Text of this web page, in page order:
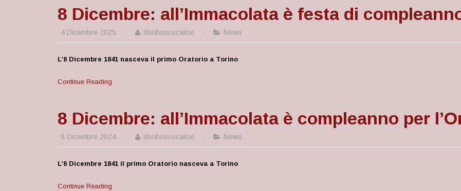
8 Dicembre: all’Immacolata è festa di
4 Dicembre 2025 · donboscocalcio · News
L’8 Dicembre 1841 nasceva il primo Oratorio a Torino
Continue Reading
8 Dicembre: all’Immacolata è compleanno per
6 Dicembre 2024 · donboscocalcio · News
L’8 Dicembre 1841 il primo Oratorio nasceva a Torino
Continue Reading